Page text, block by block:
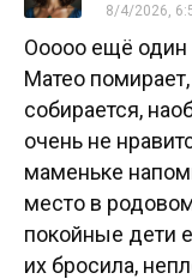
8/4/2026,
Ооооо ещё один
Матео
собирается,
очень не
маменьке
место в
покойные дети
их бросила,